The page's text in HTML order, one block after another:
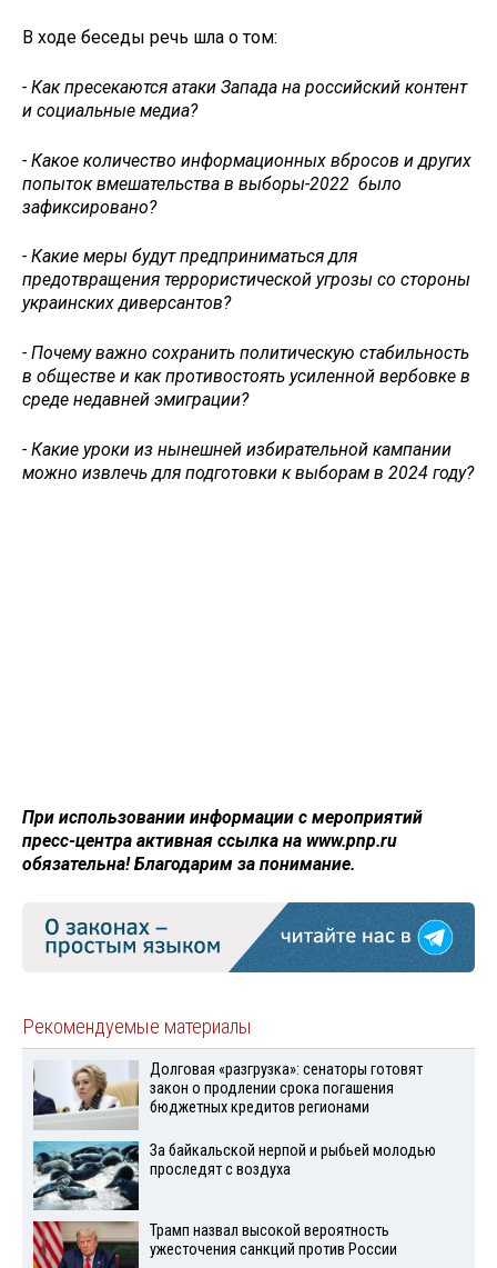
В ходе беседы речь шла о том:
- Как пресекаются атаки Запада на российский контент
и социальные медиа?
- Какое количество информационных вбросов и других
попыток вмешательства в выборы-2022 было
зафиксировано?
- Какие меры будут предприниматься для
предотвращения террористической угрозы со стороны
украинских диверсантов?
- Почему важно сохранить политическую стабильность
в обществе и как противостоять усиленной вербовке в
среде недавней эмиграции?
- Какие уроки из нынешней избирательной кампании
можно извлечь для подготовки к выборам в 2024 году?
При использовании информации с мероприятий
пресс-центра активная ссылка на www.pnp.ru
обязательна! Благодарим за понимание.
Рекомендуемые материалы
Долговая «разгрузка»: сенаторы готовят
закон о продлении срока погашения
бюджетных кредитов регионами
За байкальской нерпой и рыбьей молодью
проследят с воздуха
Трамп назвал высокой вероятность
ужесточения санкций против России